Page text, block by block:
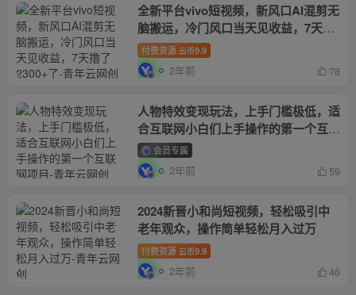
全新平台vivo短视频，新风口AI混剪无
脑搬运，冷门风口当天见收益，7天撸
了2300+了
付费资源 云币9.9
2年前 78
人物特效变现玩法，上手门槛极低，适
合互联网小白们上手操作的第一个互联
网项目
会员专属
2年前 59
2024新晋小和尚短视频，轻松吸引中
老年观众，操作简单轻松月入过万
付费资源 云币9.9
2年前 46